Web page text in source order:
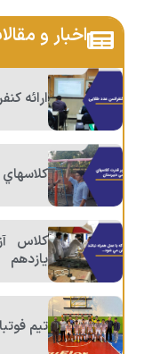
اخبار و
ارائه
كلاس
يازدهم
تیم